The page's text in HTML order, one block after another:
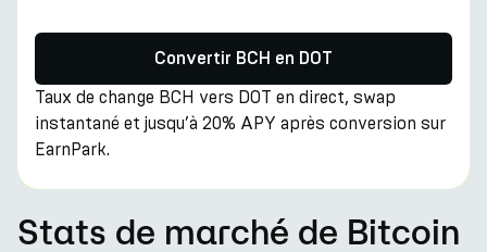
Convertir BCH en DOT
Taux de change BCH vers DOT en direct, swap
instantané et jusqu’à 20% APY après conversion sur
EarnPark.
Stats de marché de Bitcoin